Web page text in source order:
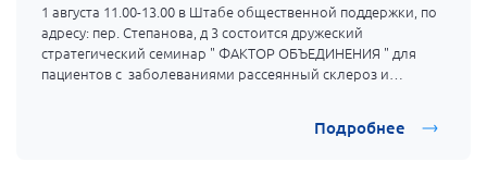
1 августа 11.00-13.00 в Штабе общественной поддержки, по
адресу: пер. Степанова, д 3 состоится дружеский
стратегический семинар " ФАКТОР ОБЪЕДИНЕНИЯ " для
пациентов с заболеваниями рассеянный склероз и
Подробнее